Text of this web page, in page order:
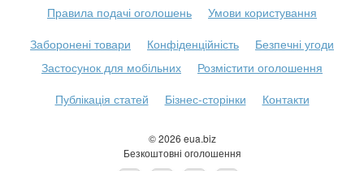
© 2026 eua.biz
Безкоштовні оголошення
Правила подачі оголошень
Умови користування
Заборонені товари
Конфіденційність
Безпечні угоди
Застосунок для мобільних
Розмістити оголошення
Публікація статей
Бізнес-сторінки Контакти